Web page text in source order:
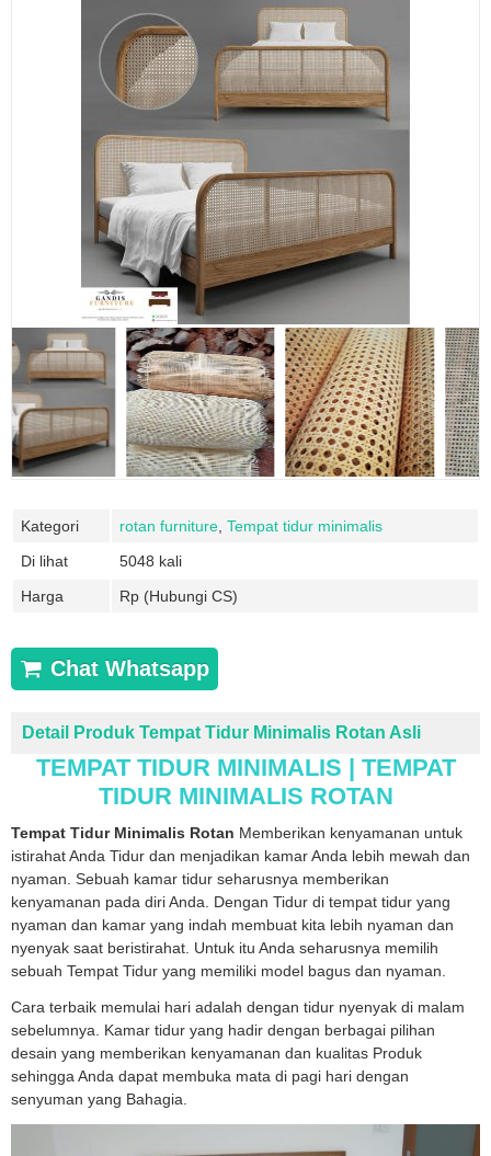
Kategori rotan furniture, Tempat tidur minimalis
Di lihat
5048 kali
Harga
Rp (Hubungi CS)
Chat Whatsapp
Detail Produk Tempat Tidur Minimalis Rotan Asli
TEMPAT TIDUR MINIMALIS | TEMPAT
TIDUR MINIMALIS ROTAN
Tempat Tidur Minimalis Rotan Memberikan kenyamanan untuk
istirahat Anda Tidur dan menjadikan kamar Anda lebih mewah dan
nyaman. Sebuah kamar tidur seharusnya memberikan
kenyamanan pada diri Anda. Dengan Tidur di tempat tidur yang
nyaman dan kamar yang indah membuat kita lebih nyaman dan
nyenyak saat beristirahat. Untuk itu Anda seharusnya memilih
sebuah Tempat Tidur yang memiliki model bagus dan nyaman.
Cara terbaik memulai hari adalah dengan tidur nyenyak di malam
sebelumnya. Kamar tidur yang hadir dengan berbagai pilihan
desain yang memberikan kenyamanan dan kualitas Produk
sehingga Anda dapat membuka mata di pagi hari dengan
senyuman yang Bahagia.